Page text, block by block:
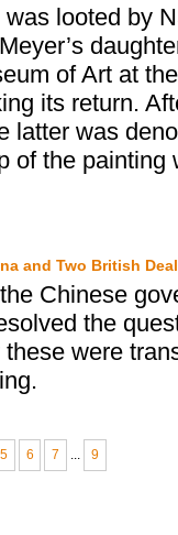
was looted by
of Art at
its return.
latter was
of the
and Two British
Chinese
the
were
5 6 7 9